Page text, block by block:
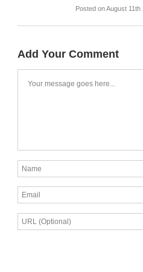
Posted on August 11th
Add Your Comment